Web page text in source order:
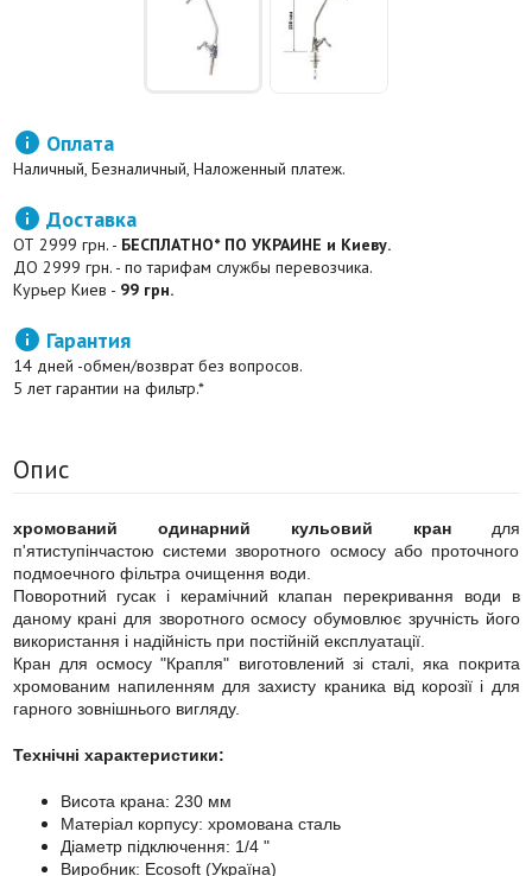
 Оплата
Наличный, Безналичный, Наложенный платеж.
 Доставка
ОТ 2999 грн. - БЕСПЛАТНО* ПО УКРАИНЕ и Киеву.
ДО 2999 грн. - по тарифам службы перевозчика.
Курьер Киев - 99 грн.
 Гарантия
14 дней -обмен/возврат без вопросов.
5 лет гарантии на фильтр.*
Опис
хромований одинарний кульовий крандля
п'ятиступінчастою системи зворотного осмосу або проточного
подмоечного фільтра очищення води.
Поворотний гусак і керамічний клапан перекривання води в
даному крані для зворотного осмосу обумовлює зручність його
використання і надійність при постійній експлуатації.
Кран для осмосу "Крапля" виготовлений зі сталі, яка покрита
хромованим напиленням для захисту краника від корозії і для
гарного зовнішнього вигляду.
Технічні характеристики:
Висота крана: 230 мм
Матеріал корпусу: хромована сталь
Діаметр підключення: 1/4 "
Виробник: Ecosoft (Україна)